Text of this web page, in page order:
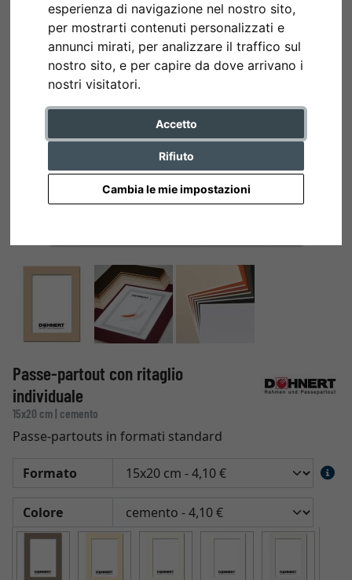
esperienza di navigazione nel nostro sito,
per mostrarti contenuti personalizzati e
annunci mirati, per analizzare il traffico sul
nostro sito, e per capire da dove arrivano i
nostri visitatori.
Accetto
Rifiuto
Cambia le mie impostazioni
Indietro
Passe-partout con ritaglio
individuale
15x20 cm | cemento
Passe-partouts in formati standard
Formato
Colore